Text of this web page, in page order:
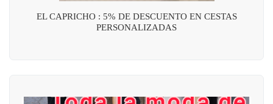
EL CAPRICHO : 5% DE DESCUENTO EN CESTAS
PERSONALIZADAS